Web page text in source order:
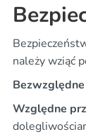
należy wziąć
Względne